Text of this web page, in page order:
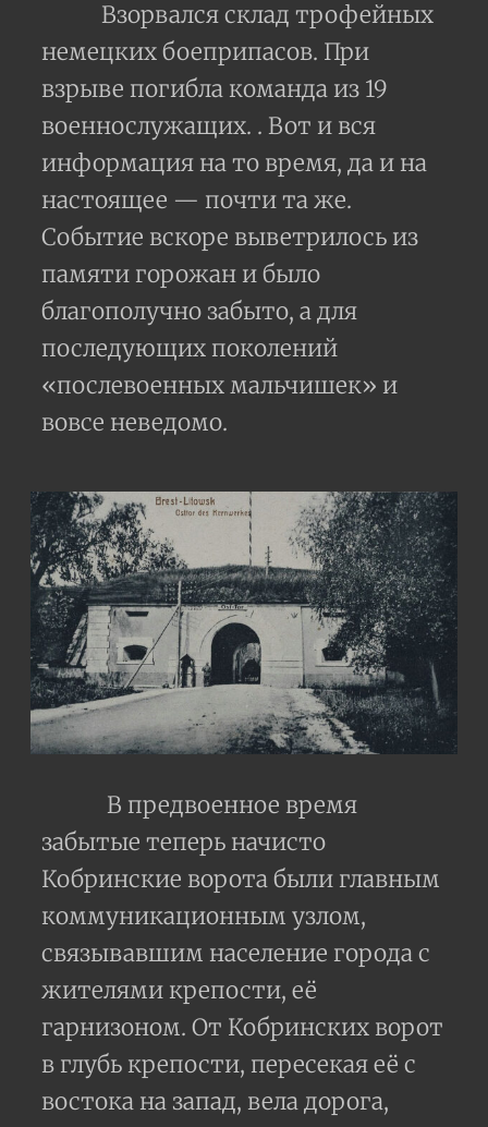
Взорвался склад трофейных
немецких боеприпасов. При
взрыве погибла команда из 19
военнослужащих. . Вот и вся
информация на то время, да и на
настоящее — почти та же.
Событие вскоре выветрилось из
памяти горожан и было
благополучно забыто, а для
последующих поколений
«послевоенных мальчишек» и
вовсе неведомо.
В предвоенное время
забытые теперь начисто
Кобринские ворота были главным
коммуникационным узлом,
связывавшим население города с
жителями крепости, её
гарнизоном. От Кобринских ворот
в глубь крепости, пересекая её с
востока на запад, вела дорога,